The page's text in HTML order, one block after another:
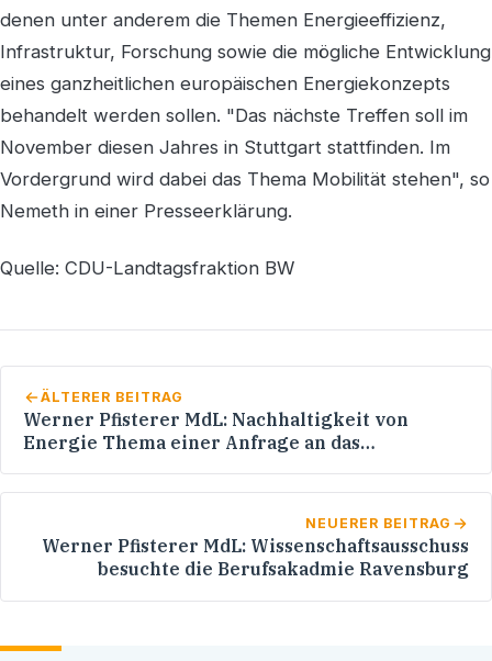
denen unter anderem die Themen Energieeffizienz,
Infrastruktur, Forschung sowie die mögliche Entwicklung
eines ganzheitlichen europäischen Energiekonzepts
behandelt werden sollen. "Das nächste Treffen soll im
November diesen Jahres in Stuttgart stattfinden. Im
Vordergrund wird dabei das Thema Mobilität stehen", so
Nemeth in einer Presseerklärung.
Quelle: CDU-Landtagsfraktion BW
ÄLTERER BEITRAG
Werner Pfisterer MdL: Nachhaltigkeit von
Energie Thema einer Anfrage an das
Energieagenturen sind Investitionsmotoren
NEUERER BEITRAG
Werner Pfisterer MdL: Wissenschaftsausschuss
besuchte die Berufsakadmie Ravensburg